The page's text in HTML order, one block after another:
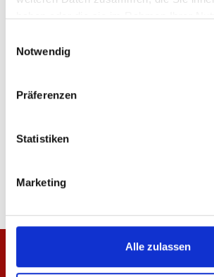
haben oder die sie im Rahmen Ihrer
Notwendig
Präferenzen
Statistiken
Marketing
Alle zulassen
Zip Jacke Essentials Rot Unisex